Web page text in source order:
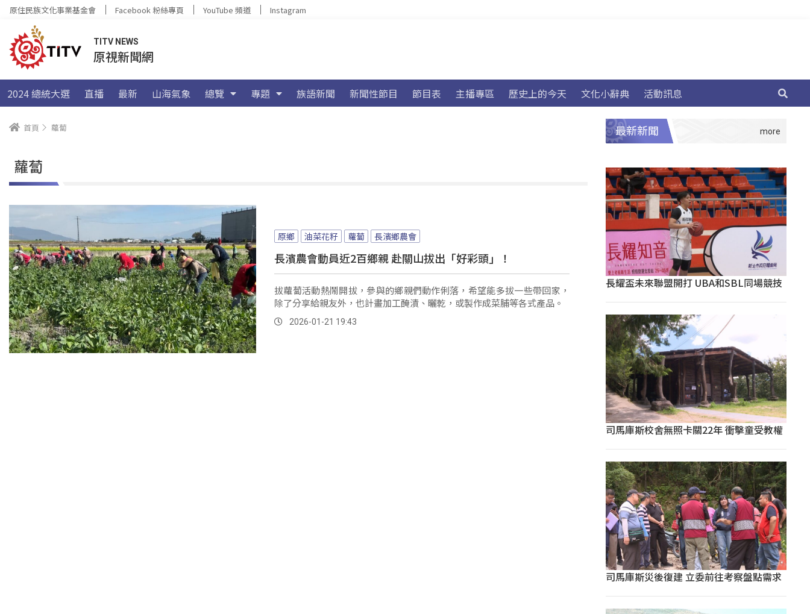
原住民族文化事業基金會 Facebook 粉絲專頁 YouTube 頻道 Instagram
TITV NEWS
原視新聞網
2024 總統大選 直播 最新 山海氣象 總覽 專題 族語新聞 新聞性節目 節目表 主播專區 歷史上的今天 文化小辭典 活動訊息
首頁 蘿蔔
蘿蔔
原鄉 油菜花籽 蘿蔔 長濱鄉農會
長濱農會動員近2百鄉親 赴關山拔出「好彩頭」！
拔蘿蔔活動熱鬧開拔，參與的鄉親們動作俐落，希望能多拔一些帶回家，
除了分享給親友外，也計畫加工醃漬、曬乾，或製作成菜脯等各式產品。
2026-01-21 19:43
最新新聞
長耀盃未來聯盟開打 UBA和SBL同場競技
司馬庫斯校舍無照卡關22年 衝擊童受教權
司馬庫斯災後復建 立委前往考察盤點需求